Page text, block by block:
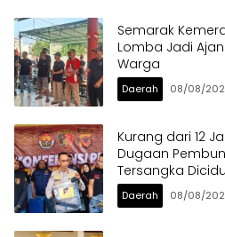
Semarak
Lomba Jadi
Warga
Daerah 08/08/
Kurang dari 12
Dugaan
Tersangka
Daerah 08/08/